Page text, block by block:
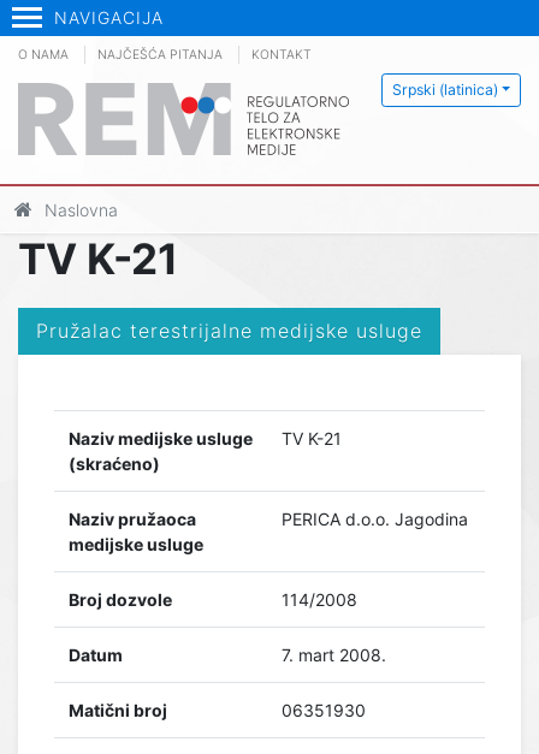
NAVIGACIJA
Srpski (latinica)
O NAMA NAJČEŠĆA PITANJA KONTAKT
Naslovna
TV K-21
Pružalac terestrijalne medijske usluge
Naziv medijske usluge
(skraćeno)
TV K-21
Naziv pružaoca
medijske usluge
PERICA d.o.o. Jagodina
Broj dozvole 114/2008
Datum 7. mart 2008.
Matični broj 06351930